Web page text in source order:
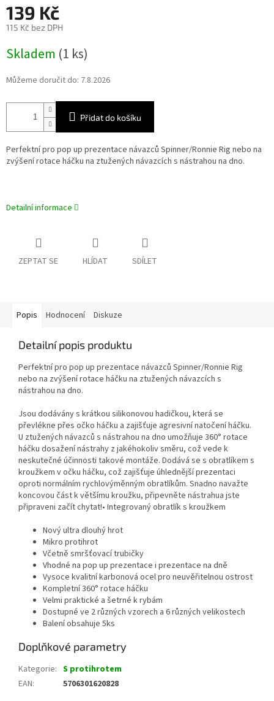
139 Kč
115 Kč bez DPH
cena:
Skladem (1 ks)
Můžeme doručit do: 7.8.2026
Přidat do košíku
Perfektní pro pop up prezentace návazců Spinner/Ronnie Rig nebo na
zvýšení rotace háčku na ztužených návazcích s nástrahou na dno.
Detailní informace
ZEPTAT SE HLÍDAT SDÍLET
Popis Hodnocení Diskuze
Detailní popis produktu
Perfektní pro pop up prezentace návazců Spinner/Ronnie Rig
nebo na zvýšení rotace háčku na ztužených návazcích s
nástrahou na dno.
Jsou dodávány s krátkou silikonovou hadičkou, která se
převlékne přes očko háčku a zajišťuje agresivní natočení háčku.
U ztužených návazců s nástrahou na dno umožňuje 360° rotace
háčku dosažení nástrahy z jakéhokoliv směru, což vede k
neskutečné účinnosti takové montáže. Dodává se s obratlíkem s
kroužkem v očku háčku, což zajišťuje úhlednější prezentaci
oproti normálním rychlovýměnným obratlíkům. Snadno navažte
koncovou část k většímu kroužku, připevněte nástrahua jste
připraveni začít chytat!• Integrovaný obratlík s kroužkem
Nový ultra dlouhý hrot
Mikro protihrot
Včetně smršťovací trubičky
Vhodné na pop up prezentace i prezentace na dně
Vysoce kvalitní karbonová ocel pro neuvěřitelnou ostrost
Kompletní 360° rotace háčku
Velmi praktické a šetrné k rybám
Dostupné ve 2 různých vzorech a 6 různých velikostech
Balení obsahuje 5ks
Doplňkové parametry
Kategorie: S protihrotem
EAN: 5706301620828